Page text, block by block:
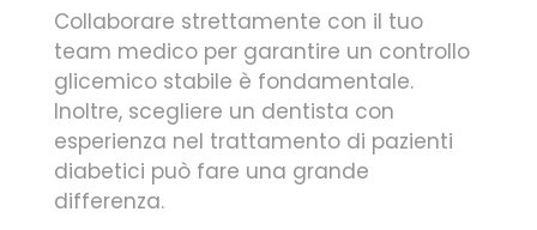
Collaborare strettamente con il tuo
team medico per garantire un controllo
glicemico stabile è fondamentale.
Inoltre, scegliere un dentista con
esperienza nel trattamento di pazienti
diabetici può fare una grande
differenza.